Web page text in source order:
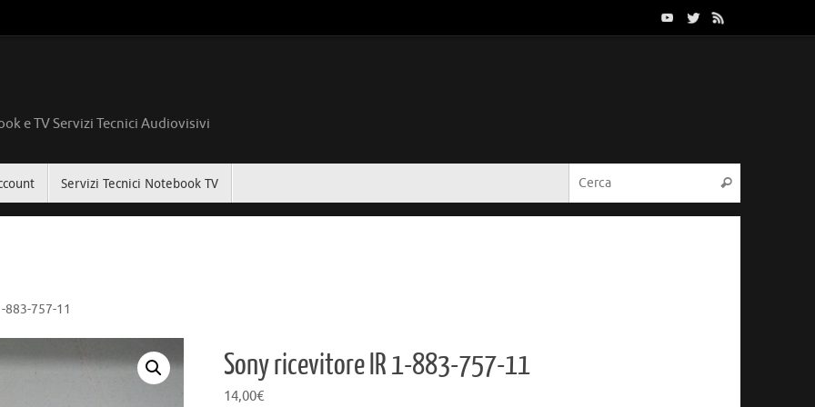
e TV Servizi Tecnici Audiovisivi
Servizi Tecnici Notebook TV Cerca
883-757-11
Sony ricevitore IR 1-883-757-11
14,00€